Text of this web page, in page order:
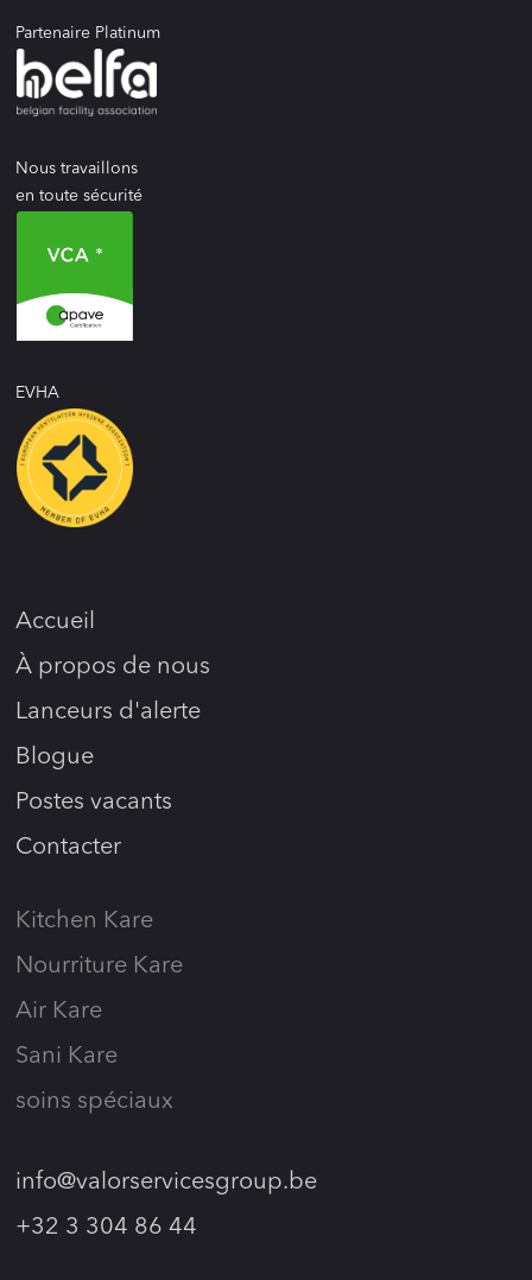
Partenaire Platinum
Nous travaillons
en toute sécurité
EVHA
Accueil
À propos de nous
Lanceurs d'alerte
Blogue
Postes vacants
Contacter
Kitchen Kare
Nourriture Kare
Air Kare
Sani Kare
soins spéciaux
info@valorservicesgroup.be
+32 3 304 86 44